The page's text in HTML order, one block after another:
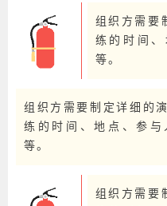
组织方需要
练的时间
等。
组织方需要制定详细的
练的时间、地点、参与
等。
组织方需要